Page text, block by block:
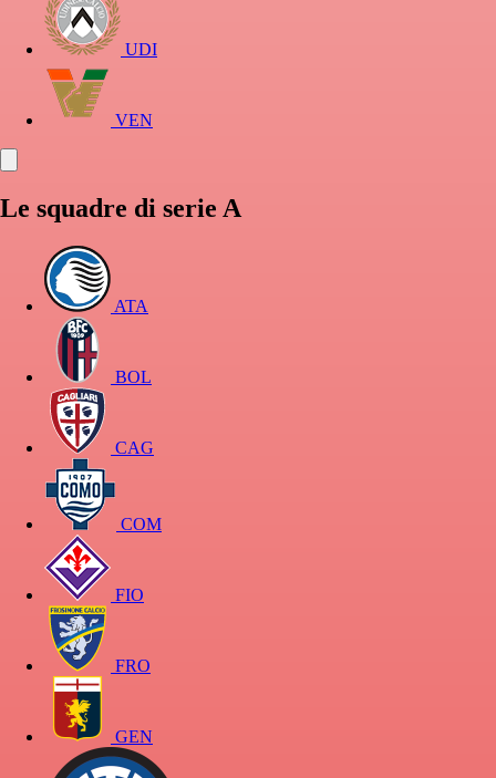
UDI
VEN
Le squadre di serie A
ATA
BOL
CAG
COM
FIO
FRO
GEN